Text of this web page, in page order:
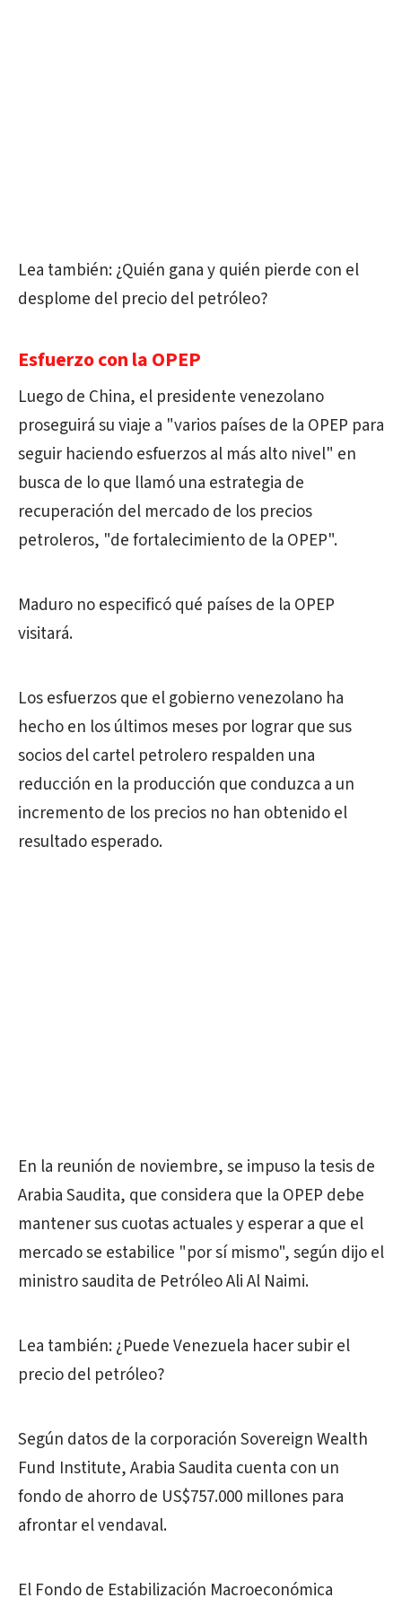
Lea también: ¿Quién gana y quién pierde con el
desplome del precio del petróleo?
Esfuerzo con la OPEP
Luego de China, el presidente venezolano
proseguirá su viaje a "varios países de la OPEP para
seguir haciendo esfuerzos al más alto nivel" en
busca de lo que llamó una estrategia de
recuperación del mercado de los precios
petroleros, "de fortalecimiento de la OPEP".
Maduro no especificó qué países de la OPEP
visitará.
Los esfuerzos que el gobierno venezolano ha
hecho en los últimos meses por lograr que sus
socios del cartel petrolero respalden una
reducción en la producción que conduzca a un
incremento de los precios no han obtenido el
resultado esperado.
En la reunión de noviembre, se impuso la tesis de
Arabia Saudita, que considera que la OPEP debe
mantener sus cuotas actuales y esperar a que el
mercado se estabilice "por sí mismo", según dijo el
ministro saudita de Petróleo Ali Al Naimi.
Lea también: ¿Puede Venezuela hacer subir el
precio del petróleo?
Según datos de la corporación Sovereign Wealth
Fund Institute, Arabia Saudita cuenta con un
fondo de ahorro de US$757.000 millones para
afrontar el vendaval.
El Fondo de Estabilización Macroeconómica